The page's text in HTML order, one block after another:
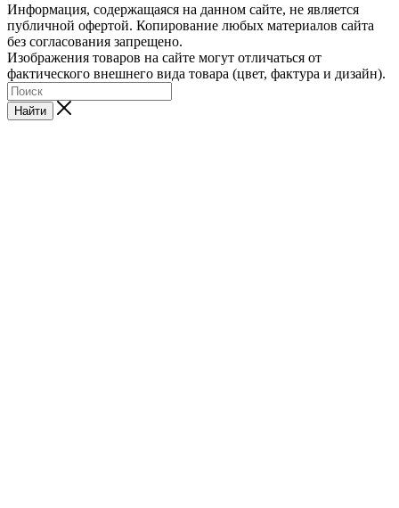
Информация, содержащаяся на данном сайте, не является
публичной офертой. Копирование любых материалов сайта
без согласования запрещено.
Изображения товаров на сайте могут отличаться от
фактического внешнего вида товара (цвет, фактура и дизайн).
Найти